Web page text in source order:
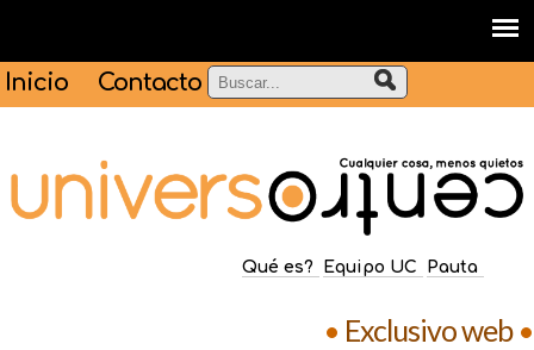
Inicio Contacto
Qué es? Equipo UC Pauta
• Exclusivo web•